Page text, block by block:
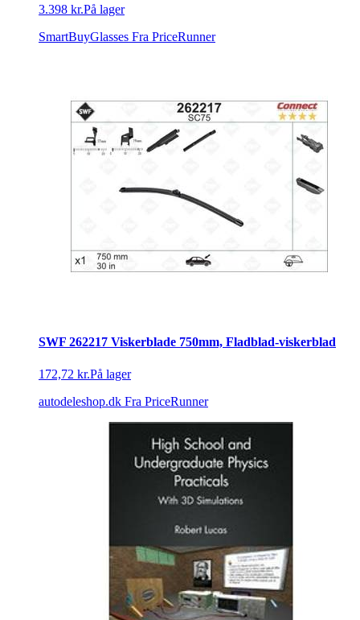
3.398 kr.På lager
SmartBuyGlasses Fra PriceRunner
SWF 262217 Viskerblade 750mm, Fladblad-viskerblad
172,72 kr.På lager
autodeleshop.dk Fra PriceRunner